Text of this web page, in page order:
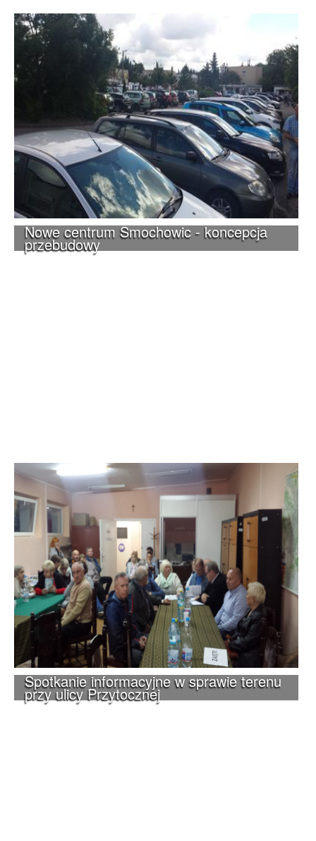
Nowe centrum Smochowic - koncepcja
przebudowy
Spotkanie informacyjne w sprawie terenu
przy ulicy Przytocznej